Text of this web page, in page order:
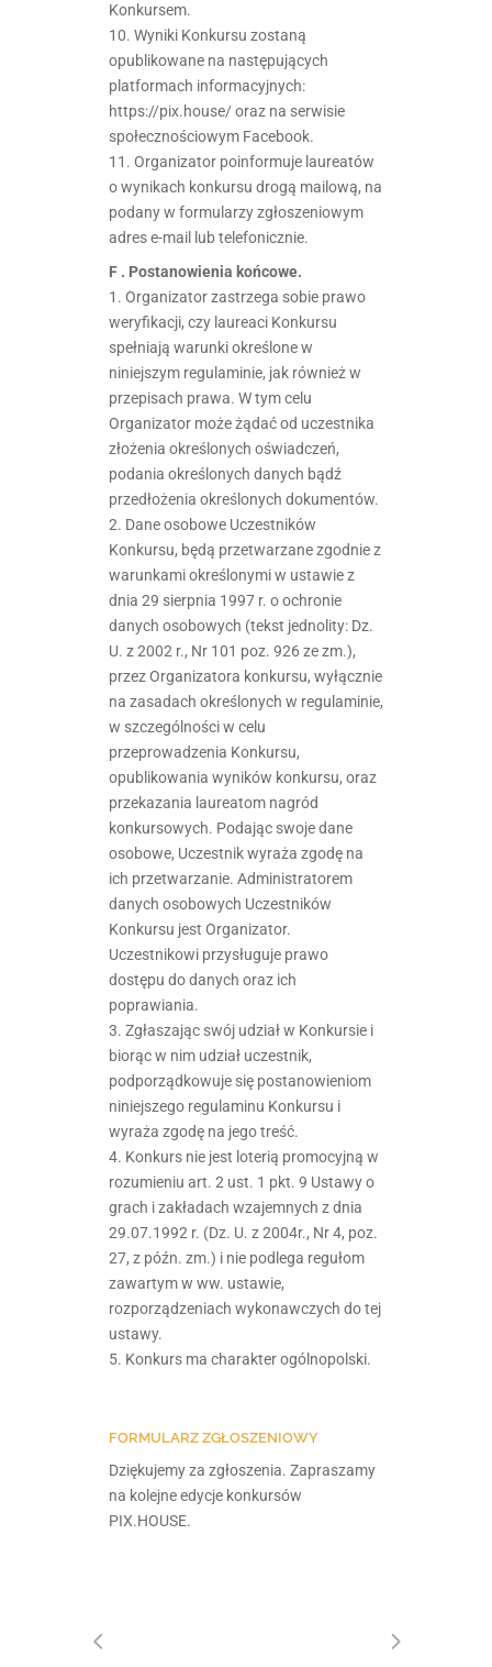
Konkursem.
10. Wyniki Konkursu zostaną
opublikowane na następujących
platformach informacyjnych:
https://pix.house/ oraz na serwisie
społecznościowym Facebook.
11. Organizator poinformuje laureatów
o wynikach konkursu drogą mailową, na
podany w formularzy zgłoszeniowym
adres e-mail lub telefonicznie.
F . Postanowienia końcowe.
1. Organizator zastrzega sobie prawo
weryfikacji, czy laureaci Konkursu
spełniają warunki określone w
niniejszym regulaminie, jak również w
przepisach prawa. W tym celu
Organizator może żądać od uczestnika
złożenia określonych oświadczeń,
podania określonych danych bądź
przedłożenia określonych dokumentów.
2. Dane osobowe Uczestników
Konkursu, będą przetwarzane zgodnie z
warunkami określonymi w ustawie z
dnia 29 sierpnia 1997 r. o ochronie
danych osobowych (tekst jednolity: Dz.
U. z 2002 r., Nr 101 poz. 926 ze zm.),
przez Organizatora konkursu, wyłącznie
na zasadach określonych w regulaminie,
w szczególności w celu
przeprowadzenia Konkursu,
opublikowania wyników konkursu, oraz
przekazania laureatom nagród
konkursowych. Podając swoje dane
osobowe, Uczestnik wyraża zgodę na
ich przetwarzanie. Administratorem
danych osobowych Uczestników
Konkursu jest Organizator.
Uczestnikowi przysługuje prawo
dostępu do danych oraz ich
poprawiania.
3. Zgłaszając swój udział w Konkursie i
biorąc w nim udział uczestnik,
podporządkowuje się postanowieniom
niniejszego regulaminu Konkursu i
wyraża zgodę na jego treść.
4. Konkurs nie jest loterią promocyjną w
rozumieniu art. 2 ust. 1 pkt. 9 Ustawy o
grach i zakładach wzajemnych z dnia
29.07.1992 r. (Dz. U. z 2004r., Nr 4, poz.
27, z późn. zm.) i nie podlega regułom
zawartym w ww. ustawie,
rozporządzeniach wykonawczych do tej
ustawy.
5. Konkurs ma charakter ogólnopolski.
FORMULARZ ZGŁOSZENIOWY
Dziękujemy za zgłoszenia. Zapraszamy
na kolejne edycje konkursów
PIX.HOUSE.